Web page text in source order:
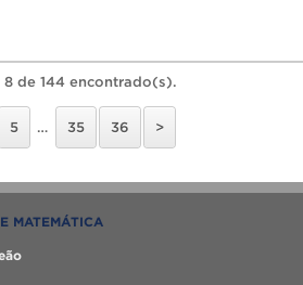
de 144 encontrado(s).
5 … 35 36 >
MATEMÁTICA